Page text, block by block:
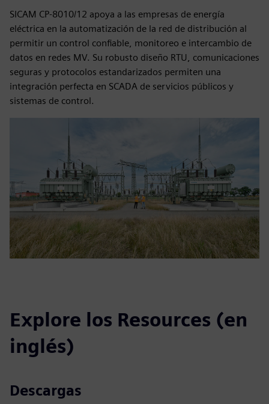
SICAM CP-8010/12 apoya a las empresas de energía
eléctrica en la automatización de la red de distribución al
permitir un control confiable, monitoreo e intercambio de
datos en redes MV. Su robusto diseño RTU, comunicaciones
seguras y protocolos estandarizados permiten una
integración perfecta en SCADA de servicios públicos y
sistemas de control.
Explore los Resources (en
inglés)
Descargas